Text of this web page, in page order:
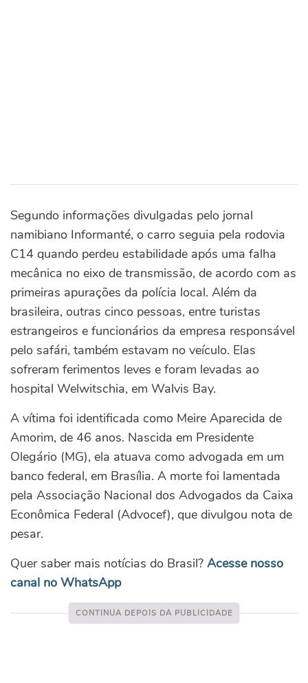
Segundo informações divulgadas pelo jornal
namibiano Informanté, o carro seguia pela rodovia
C14 quando perdeu estabilidade após uma falha
mecânica no eixo de transmissão, de acordo com as
primeiras apurações da polícia local. Além da
brasileira, outras cinco pessoas, entre turistas
estrangeiros e funcionários da empresa responsável
pelo safári, também estavam no veículo. Elas
sofreram ferimentos leves e foram levadas ao
hospital Welwitschia, em Walvis Bay.
A vítima foi identificada como Meire Aparecida de
Amorim, de 46 anos. Nascida em Presidente
Olegário (MG), ela atuava como advogada em um
banco federal, em Brasília. A morte foi lamentada
pela Associação Nacional dos Advogados da Caixa
Econômica Federal (Advocef), que divulgou nota de
pesar.
Quer saber mais notícias do Brasil? Acesse nosso
canal no WhatsApp